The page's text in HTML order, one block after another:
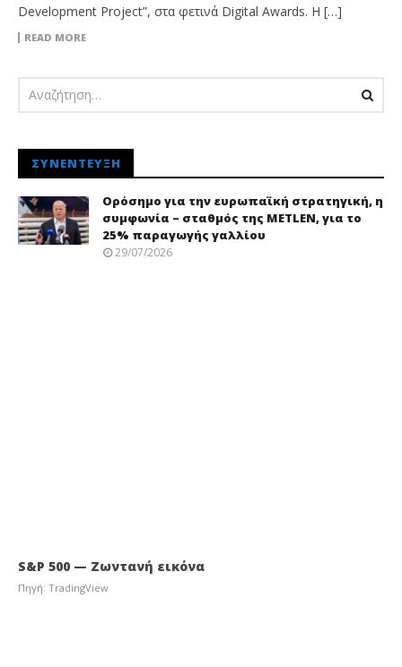
Development Project”, στα φετινά Digital Awards. Η […]
READ MORE
ΣΥΝΈΝΤΕΥΞΗ
Ορόσημο για την ευρωπαϊκή στρατηγική, η
συμφωνία – σταθμός της METLEN, για το
25% παραγωγής γαλλίου
29/07/2026
S&P 500 — Ζωντανή εικόνα
Πηγή: TradingView